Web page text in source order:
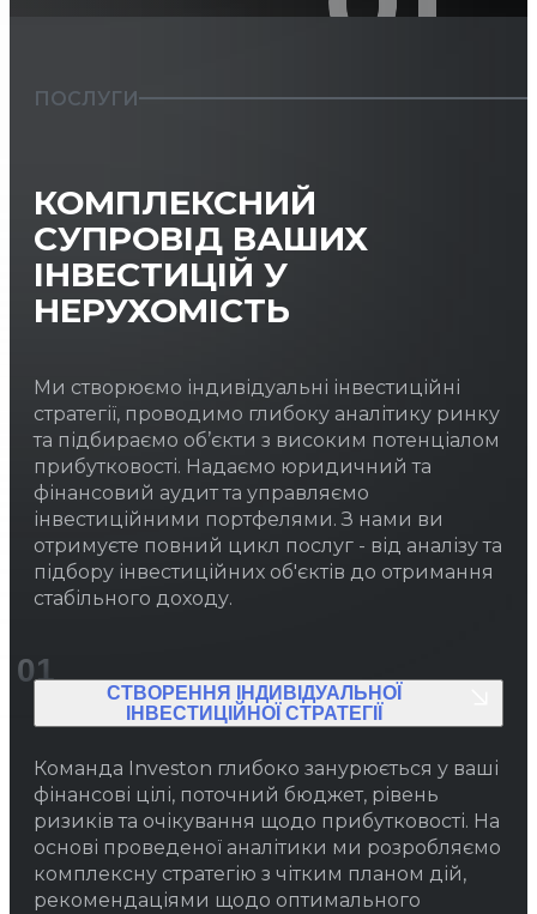
ПОСЛУГИ
КОМПЛЕКСНИЙ
СУПРОВІД ВАШИХ
ІНВЕСТИЦІЙ У
НЕРУХОМІСТЬ
Ми створюємо індивідуальні інвестиційні
стратегії, проводимо глибоку аналітику ринку
та підбираємо об’єкти з високим потенціалом
прибутковості. Надаємо юридичний та
фінансовий аудит та управляємо
інвестиційними портфелями. З нами ви
отримуєте повний цикл послуг - від аналізу та
підбору інвестиційних об'єктів до отримання
стабільного доходу.
01
СТВОРЕННЯ ІНДИВІДУАЛЬНОЇ
ІНВЕСТИЦІЙНОЇ СТРАТЕГІЇ
Команда Investon глибоко занурюється у ваші
фінансові цілі, поточний бюджет, рівень
ризиків та очікування щодо прибутковості. На
основі проведеної аналітики ми розробляємо
комплексну стратегію з чітким планом дій,
рекомендаціями щодо оптимального